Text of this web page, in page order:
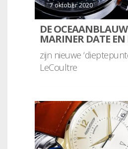
7 oktober 2020
DE
MARINER DATE
zijn nieuwe
LeCoultre